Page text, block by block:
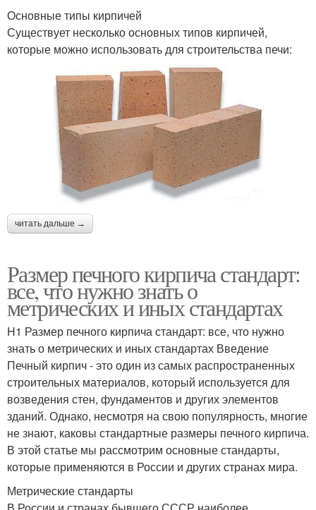
Основные типы кирпичей
Существует несколько основных типов кирпичей,
которые можно использовать для строительства печи:
читать дальше →
Размер печного кирпича стандарт:
все, что нужно знать о
метрических и иных стандартах
H1 Размер печного кирпича стандарт: все, что нужно
знать о метрических и иных стандартах Введение
Печный кирпич - это один из самых распространенных
строительных материалов, который используется для
возведения стен, фундаментов и других элементов
зданий. Однако, несмотря на свою популярность, многие
не знают, каковы стандартные размеры печного кирпича.
В этой статье мы рассмотрим основные стандарты,
которые применяются в России и других странах мира.
Метрические стандарты